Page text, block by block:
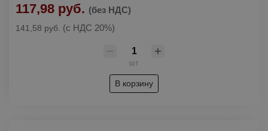
117,98 руб. (без НДС)
141,58 руб. (с НДС 20%)
шт
В корзину